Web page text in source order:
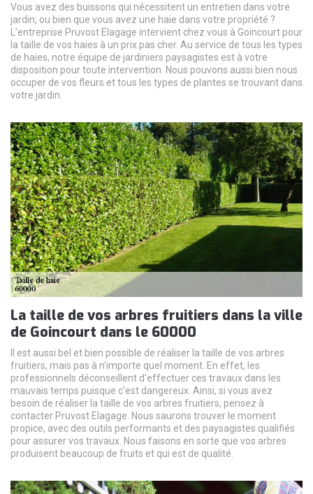
Vous avez des buissons qui nécessitent un entretien dans votre
jardin, ou bien que vous avez une haie dans votre propriété ?
L'entreprise Pruvost Elagage intervient chez vous à Goincourt pour
la taille de vos haies à un prix pas cher. Au service de tous les types
de haies, notre équipe de jardiniers paysagistes est à votre
disposition pour toute intervention. Nous pouvons aussi bien nous
occuper de vos fleurs et tous les types de plantes se trouvant dans
votre jardin.
La taille de vos arbres fruitiers dans la ville
de Goincourt dans le 60000
Il est aussi bel et bien possible de réaliser la taille de vos arbres
fruitiers, mais pas à n'importe quel moment. En effet, les
professionnels déconseillent d'effectuer ces travaux dans les
mauvais temps puisque c'est dangereux. Ainsi, si vous avez
besoin de réaliser la taille de vos arbres fruitiers, pensez à
contacter Pruvost Elagage. Nous saurons trouver le moment
propice, avec des outils performants et des paysagistes qualifiés
pour assurer vos travaux. Nous faisons en sorte que vos arbres
produisent beaucoup de fruits et qui est de qualité.